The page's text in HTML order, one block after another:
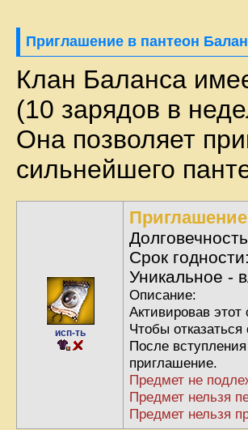
Приглашение в пантеон
Клан Баланса
(10 зарядов в
Она позволяет
сильнейшего
исп-ть
Срок
Уникальное -
Описание:
Активировав
Чтобы
После
приглашение.
Предмет не
Предмет нельзя
Предмет нельзя